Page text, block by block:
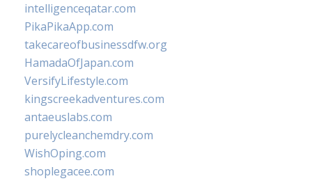
intelligenceqatar.com
PikaPikaApp.com
takecareofbusinessdfw.org
HamadaOfJapan.com
VersifyLifestyle.com
kingscreekadventures.com
antaeuslabs.com
purelycleanchemdry.com
WishOping.com
shoplegacee.com